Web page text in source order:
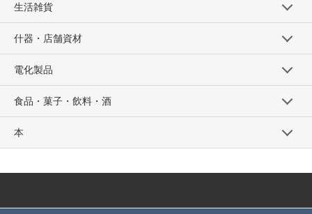
生活雑貨
什器・店舗資材
電化製品
食品・菓子・飲料・酒
本